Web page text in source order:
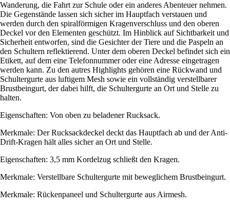
Wanderung, die Fahrt zur Schule oder ein anderes Abenteuer nehmen.
Die Gegenstände lassen sich sicher im Hauptfach verstauen und
werden durch den spiralförmigen Kragenverschluss und den oberen
Deckel vor den Elementen geschützt. Im Hinblick auf Sichtbarkeit und
Sicherheit entworfen, sind die Gesichter der Tiere und die Paspeln an
den Schultern reflektierend. Unter dem oberen Deckel befindet sich ein
Etikett, auf dem eine Telefonnummer oder eine Adresse eingetragen
werden kann. Zu den autres Highlights gehören eine Rückwand und
Schultergurte aus luftigem Mesh sowie ein vollständig verstellbarer
Brustbeingurt, der dabei hilft, die Schultergurte an Ort und Stelle zu
halten.
Eigenschaften: Von oben zu beladener Rucksack.
Merkmale: Der Rucksackdeckel deckt das Hauptfach ab und der Anti-
Drift-Kragen hält alles sicher an Ort und Stelle.
Eigenschaften: 3,5 mm Kordelzug schließt den Kragen.
Merkmale: Verstellbare Schultergurte mit beweglichem Brustbeingurt.
Merkmale: Rückenpaneel und Schultergurte aus Airmesh.